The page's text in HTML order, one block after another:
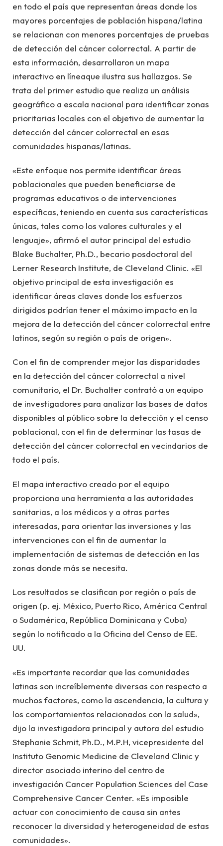
en todo el país que representan áreas donde los
mayores porcentajes de población hispana/latina
se relacionan con menores porcentajes de pruebas
de detección del cáncer colorrectal. A partir de
esta información, desarrollaron un mapa
interactivo en líneaque ilustra sus hallazgos. Se
trata del primer estudio que realiza un análisis
geográfico a escala nacional para identificar zonas
prioritarias locales con el objetivo de aumentar la
detección del cáncer colorrectal en esas
comunidades hispanas/latinas.
«Este enfoque nos permite identificar áreas
poblacionales que pueden beneficiarse de
programas educativos o de intervenciones
específicas, teniendo en cuenta sus características
únicas, tales como los valores culturales y el
lenguaje», afirmó el autor principal del estudio
Blake Buchalter, Ph.D., becario posdoctoral del
Lerner Research Institute, de Cleveland Clinic. «El
objetivo principal de esta investigación es
identificar áreas claves donde los esfuerzos
dirigidos podrían tener el máximo impacto en la
mejora de la detección del cáncer colorrectal entre
latinos, según su región o país de origen».
Con el fin de comprender mejor las disparidades
en la detección del cáncer colorrectal a nivel
comunitario, el Dr. Buchalter contrató a un equipo
de investigadores para analizar las bases de datos
disponibles al público sobre la detección y el censo
poblacional, con el fin de determinar las tasas de
detección del cáncer colorrectal en vecindarios de
todo el país.
El mapa interactivo creado por el equipo
proporciona una herramienta a las autoridades
sanitarias, a los médicos y a otras partes
interesadas, para orientar las inversiones y las
intervenciones con el fin de aumentar la
implementación de sistemas de detección en las
zonas donde más se necesita.
Los resultados se clasifican por región o país de
origen (p. ej. México, Puerto Rico, América Central
o Sudamérica, República Dominicana y Cuba)
según lo notificado a la Oficina del Censo de EE.
UU.
«Es importante recordar que las comunidades
latinas son increíblemente diversas con respecto a
muchos factores, como la ascendencia, la cultura y
los comportamientos relacionados con la salud»,
dijo la investigadora principal y autora del estudio
Stephanie Schmit, Ph.D., M.P.H, vicepresidente del
Instituto Genomic Medicine de Cleveland Clinic y
director asociado interino del centro de
investigación Cancer Population Sciences del Case
Comprehensive Cancer Center. «Es imposible
actuar con conocimiento de causa sin antes
reconocer la diversidad y heterogeneidad de estas
comunidades».